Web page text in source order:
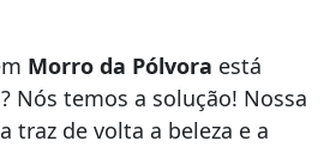
Morro da Pólvora está
Nós temos a solução! Nossa
traz de volta a beleza e a